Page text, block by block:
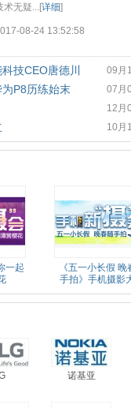
术无疑...[详细]
08-24 13:52:58
09月
技CEO唐德川
07月
P8历练始末
12月
10月
一起
《五一小长假 晚
手拍》手机摄影
诺基亚